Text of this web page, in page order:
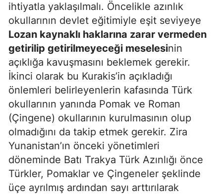
ihtiyatla yaklaşılmalı. Öncelikle azınlık
okullarının devlet eğitimiyle eşit seviyeye
Lozan kaynaklı haklarına zarar vermeden
getirilip getirilmeyeceği meselesinin
açıklığa kavuşmasını beklemek gerekir.
İkinci olarak bu Kurakis’in açıkladığı
önlemleri belirleyenlerin kafasında Türk
okullarının yanında Pomak ve Roman
(Çingene) okullarının kurulmasının olup
olmadığını da takip etmek gerekir. Zira
Yunanistan’ın önceki yönetimleri
döneminde Batı Trakya Türk Azınlığı önce
Türkler, Pomaklar ve Çingeneler şeklinde
üçe ayrılmış ardından sayı arttırılarak